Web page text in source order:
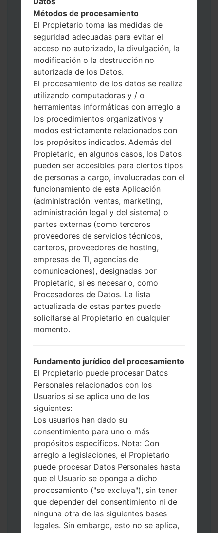
Descargue a su PC: la última versión de
Odin 3.
A continuación, extraiga el archivo de
firmware.
Debe obtener 1 (si es archivo 1, elíjalo aquí)
o 5 (si es archivo 5, selecciónelo aquí):
AP: "Sistema y Recuperación"
CP: "Módem y Radio"
CSC _ ***: "País y región y operador"
HOME_CSC _ ***: "País y regióny
operador"
Agregue todos los archivos a Odin 3.
Si desea hacer clean flash, use CSC _ *** o
use HOME_CSC _ *** para mantener sus
datos y aplicaciones.
Ahora apague su teléfono y entre al Modo
de Descarga. Cómo hacer todos los
Presione y mantenga presionados la
tecla de Encendido, el botón de Subir
volumen y la tecla de Bixby.
Presione y mantenga presionadas las
teclas de Subir y de Bajar volumen y
luego conecte un cable USB.
Presione y mantenga presionados la
tecla de Encendido, el botón de Bajar
volumen y la tecla de Inicio.
Conecte un cable USB, luego
mantenga presionados el botón de Bixby
y la tecla de Bajar volumen.
Presione y mantenga presionados la
tecla de Encendido y el botón de Subir
volumen.
Métodos de procesamiento
El Propietario toma las medidas de
seguridad adecuadas para evitar el
acceso no autorizado, la divulgación, la
modificación o la destrucción no
autorizada de los Datos.
El procesamiento de los datos se realiza
utilizando computadoras y / o
herramientas informáticas con arreglo a
los procedimientos organizativos y
modos estrictamente relacionados con
los propósitos indicados. Además del
Propietario, en algunos casos, los Datos
pueden ser accesibles para ciertos tipos
de personas a cargo, involucradas con el
funcionamiento de esta Aplicación
(administración, ventas, marketing,
administración legal y del sistema) o
partes externas (como terceros
proveedores de servicios técnicos,
carteros, proveedores de hosting,
empresas de TI, agencias de
comunicaciones), designadas por
Propietario, si es necesario, como
Procesadores de Datos. La lista
actualizada de estas partes puede
solicitarse al Propietario en cualquier
momento.
Fundamento jurídico del procesamiento
El Propietario puede procesar Datos
Personales relacionados con los
Usuarios si se aplica uno de los
siguientes:
Los usuarios han dado su
consentimiento para uno o más
propósitos específicos. Nota: Con
arreglo a legislaciones, el Propietario
puede procesar Datos Personales hasta
que el Usuario se oponga a dicho
procesamiento ("se excluya"), sin tener
que depender del consentimiento ni de
ninguna otra de las siguientes bases
legales. Sin embargo, esto no se aplica,